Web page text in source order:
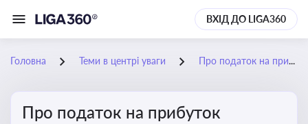
ВХІД ДО LIGA360
Головна Теми в центрі уваги Про податок на прибуток
Про податок на прибуток